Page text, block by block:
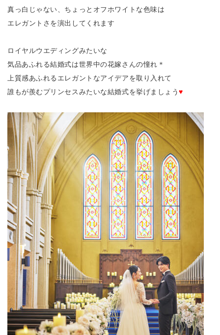
真っ白じゃない、ちょっとオフホワイトな色味は
エレガントさを演出してくれます
ロイヤルウエディングみたいな
気品あふれる結婚式は世界中の花嫁さんの憧れ＊
上質感あふれるエレガントなアイデアを取り入れて
誰もが羨むプリンセスみたいな結婚式を挙げましょう♥